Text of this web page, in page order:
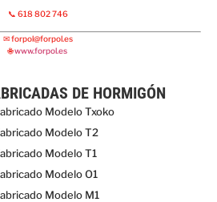
📞 618 802 746
✉forpol@forpol.es
🌐www.forpol.es
DE HORMIGÓN
Modelo Txoko
Modelo T2
Modelo T1
Modelo O1
Modelo M1